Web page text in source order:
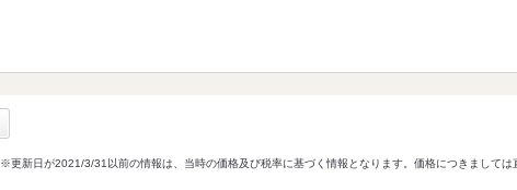
※更新日が2021/3/31以前の情報は、当時の価格及び税率に基づく情報となります。価格につきましては